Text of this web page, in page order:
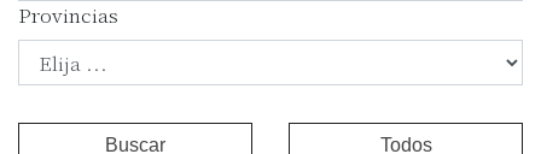
Provincias
Buscar Todos